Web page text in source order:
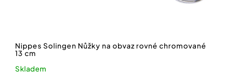
Nippes Solingen Nůžky na obvaz rovné chromované
13 cm
Skladem